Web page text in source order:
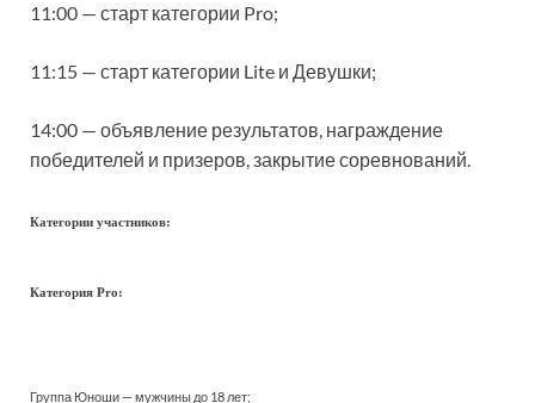
11:00 — старт категории Pro;
11:15 — старт категории Lite и Девушки;
14:00 — объявление результатов, награждение
победителей и призеров, закрытие соревнований.
Категории участников:
Категория Pro:
Группа Юноши — мужчины до 18 лет;